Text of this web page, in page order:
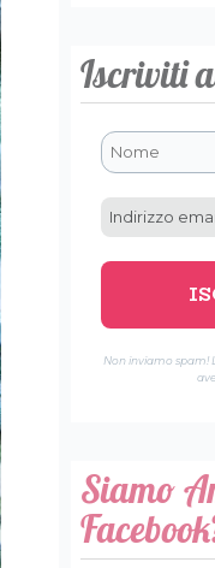
Iscriviti
Non inviamo spam!
Siamo